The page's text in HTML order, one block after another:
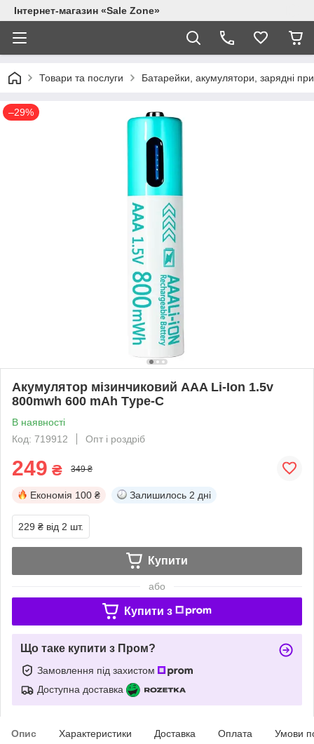
Інтернет-магазин «Sale Zone»
Товари та послуги Батарейки, акумулятори, зарядні
–29%
Акумулятор мізинчиковий AAA Li-Ion 1.5v
800mwh 600 mAh Тype-C
В наявності
Код: 719912
Опт і роздріб
249 ₴ 349 ₴
Економія 100 ₴ Залишилось 2 дні
229 ₴ від 2 шт.
Купити
або
Купити з
Що таке купити з Пром?
Замовлення під захистом
Доступна доставка
Опис Характеристики Доставка Оплата Умови